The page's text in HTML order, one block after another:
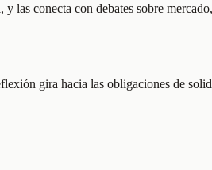
conecta con debates sobre
gira hacia las obligaciones de